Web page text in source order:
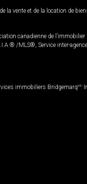
la vente et de la location de
canadienne de
/MLS®, Service inter-
immobiliers BridgemarqMD